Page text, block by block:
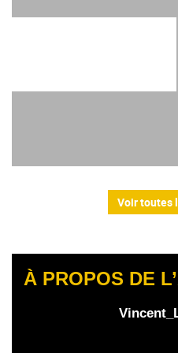
Voir toutes
À PROPOS DE